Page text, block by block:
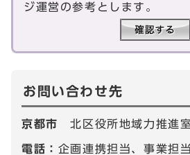
ジ運営の参考とします。
お問い合わせ先
京都市北区役所地域力推進
電話： 企画連携担当、事業担